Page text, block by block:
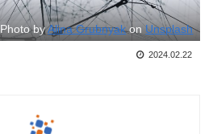
Photo byAlina GrubnyakonUnsplash
2024.02.22